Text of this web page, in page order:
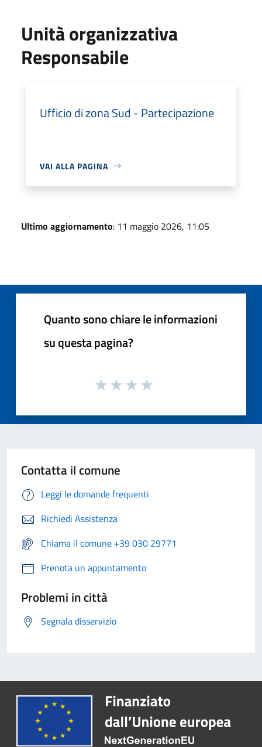
Unità organizzativa
Responsabile
Ufficio di zona Sud - Partecipazione
VAI ALLA PAGINA
Ultimo aggiornamento: 11 maggio 2026, 11:05
Quanto sono chiare le informazioni
su questa pagina?
Contatta il comune
Leggi le domande frequenti
Richiedi Assistenza
Chiama il comune +39 030 29771
Prenota un appuntamento
Problemi in città
Segnala disservizio